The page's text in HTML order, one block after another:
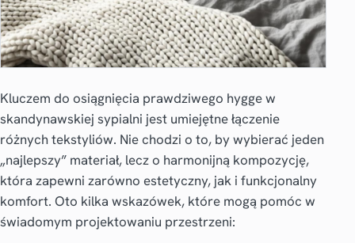
Kluczem do osiągnięcia prawdziwego hygge w
skandynawskiej sypialni jest umiejętne łączenie
różnych tekstyliów. Nie chodzi o to, by wybierać jeden
„najlepszy” materiał, lecz o harmonijną kompozycję,
która zapewni zarówno estetyczny, jak i funkcjonalny
komfort. Oto kilka wskazówek, które mogą pomóc w
świadomym projektowaniu przestrzeni: